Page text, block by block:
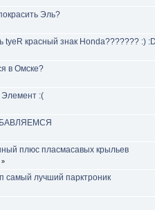
Эль?
tyeR красный знак Honda??????? :)
в Омске?
Элемент :(
плюс пласмасавых крыльев
самый лучший парктроник